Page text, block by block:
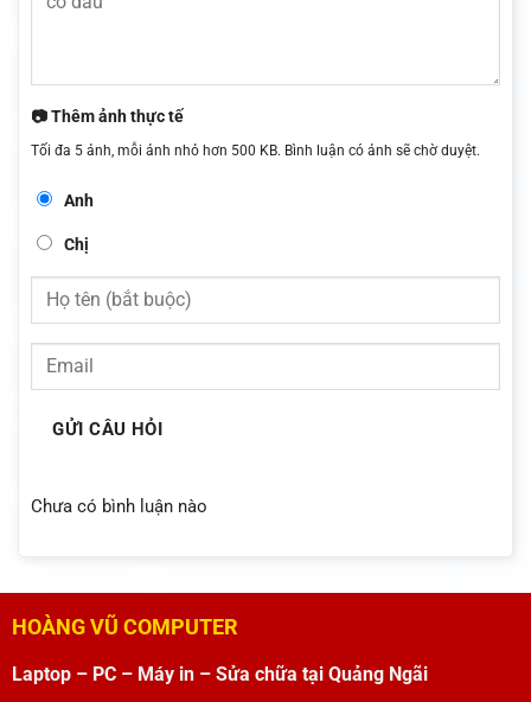
📷 Thêm ảnh thực tế
Tối đa 5 ảnh, mỗi ảnh nhỏ hơn 500 KB. Bình luận có ảnh sẽ chờ duyệt.
Anh
Chị
GỬI CÂU HỎI
Chưa có bình luận nào
HOÀNG VŨ COMPUTER
Laptop – PC – Máy in – Sửa chữa tại Quảng Ngãi